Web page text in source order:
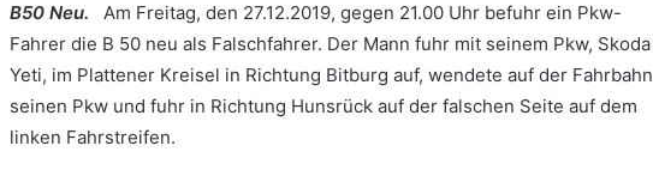
B50 Neu. Am Freitag, den 27.12.2019, gegen 21.00 Uhr befuhr ein Pkw-
Fahrer die B 50 neu als Falschfahrer. Der Mann fuhr mit seinem Pkw, Skoda
Yeti, im Plattener Kreisel in Richtung Bitburg auf, wendete auf der Fahrbahn
seinen Pkw und fuhr in Richtung Hunsrück auf der falschen Seite auf dem
linken Fahrstreifen.